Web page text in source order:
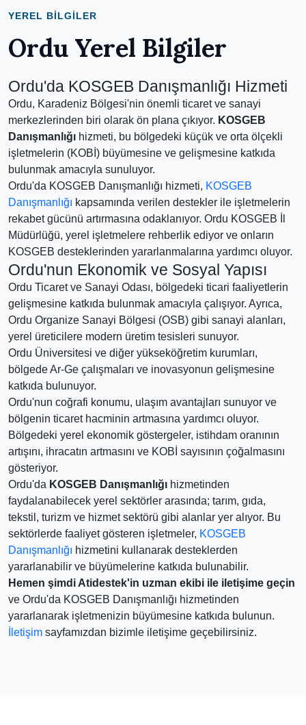
YEREL BILGILER
Ordu Yerel Bilgiler
Ordu'da KOSGEB Danışmanlığı Hizmeti
Ordu, Karadeniz Bölgesi'nin önemli ticaret ve sanayi
merkezlerinden biri olarak ön plana çıkıyor. KOSGEB
Danışmanlığı hizmeti, bu bölgedeki küçük ve orta ölçekli
işletmelerin (KOBİ) büyümesine ve gelişmesine katkıda
bulunmak amacıyla sunuluyor.
Ordu'da KOSGEB Danışmanlığı hizmeti, KOSGEB
Danışmanlığı kapsamında verilen destekler ile işletmelerin
rekabet gücünü artırmasına odaklanıyor. Ordu KOSGEB İl
Müdürlüğü, yerel işletmelere rehberlik ediyor ve onların
KOSGEB desteklerinden yararlanmalarına yardımcı oluyor.
Ordu'nun Ekonomik ve Sosyal Yapısı
Ordu Ticaret ve Sanayi Odası, bölgedeki ticari faaliyetlerin
gelişmesine katkıda bulunmak amacıyla çalışıyor. Ayrıca,
Ordu Organize Sanayi Bölgesi (OSB) gibi sanayi alanları,
yerel üreticilere modern üretim tesisleri sunuyor.
Ordu Üniversitesi ve diğer yükseköğretim kurumları,
bölgede Ar-Ge çalışmaları ve inovasyonun gelişmesine
katkıda bulunuyor.
Ordu'nun coğrafi konumu, ulaşım avantajları sunuyor ve
bölgenin ticaret hacminin artmasına yardımcı oluyor.
Bölgedeki yerel ekonomik göstergeler, istihdam oranının
artışını, ihracatın artmasını ve KOBİ sayısının çoğalmasını
gösteriyor.
Ordu'da KOSGEB Danışmanlığı hizmetinden
faydalanabilecek yerel sektörler arasında; tarım, gıda,
tekstil, turizm ve hizmet sektörü gibi alanlar yer alıyor. Bu
sektörlerde faaliyet gösteren işletmeler, KOSGEB
Danışmanlığı hizmetini kullanarak desteklerden
yararlanabilir ve büyümelerine katkıda bulunabilir.
Hemen şimdi Atidestek'in uzman ekibi ile iletişime geçin
ve Ordu'da KOSGEB Danışmanlığı hizmetinden
yararlanarak işletmenizin büyümesine katkıda bulunun.
İletişim sayfamızdan bizimle iletişime geçebilirsiniz.